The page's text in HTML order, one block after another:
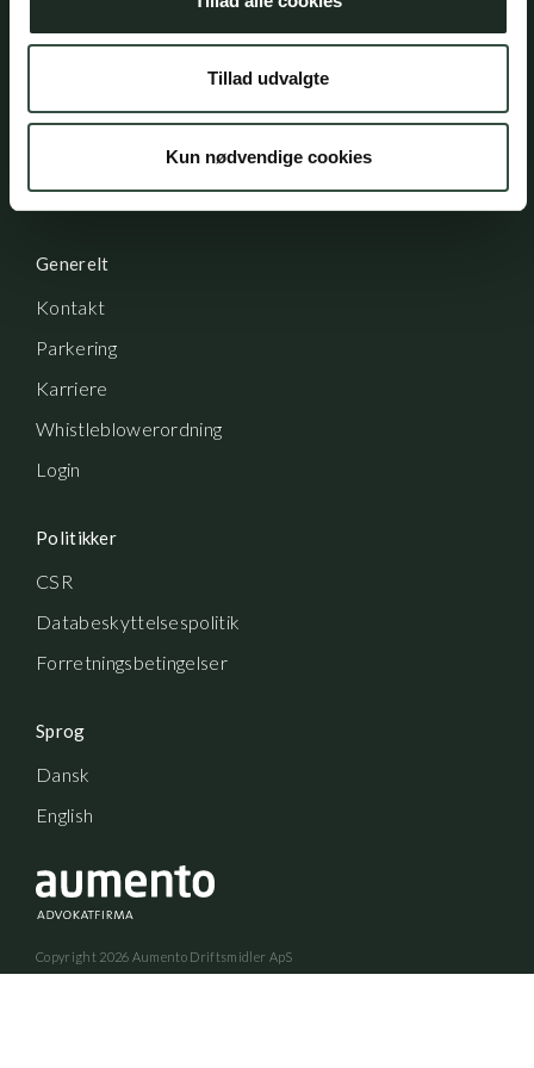
Tillad udvalgte
Kun nødvendige cookies
Aumento Advokatfirma
1101 København K
Tlf: (+45) 7025 5770
mail@aumento.dk
Generelt
Kontakt
Parkering
Karriere
Whistleblowerordning
Login
Politikker
CSR
Databeskyttelsespolitik
Forretningsbetingelser
Sprog
Dansk
English
Copyright 2026 Aumento Driftsmidler ApS